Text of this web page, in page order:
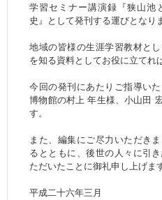
学習セミナー講演録『狭山池
史』として発刊する運びとなり
地域の皆様の生涯学習教材と
を知る資料としてお役に立てれ
今回の発刊にあたりご指導い
博物館の村上 年生様、小山田
す。
また、編集にご尽力いただき
るとともに、後世の人々に引
ただいたことに御礼申し上げま
平成二十六年三月